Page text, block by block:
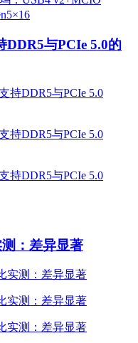
DDR5与PCIe 5.0的
测：差异显著